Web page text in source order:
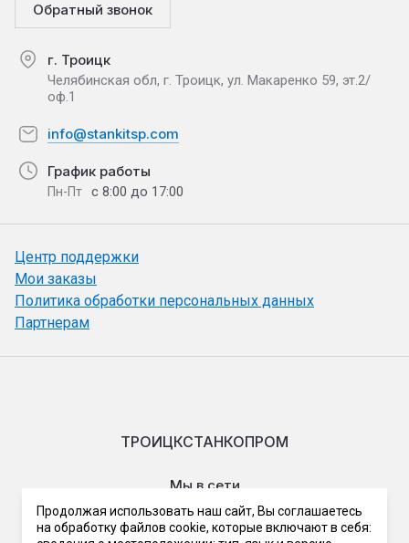
Обратный звонок
г. Троицк
Челябинская обл, г. Троицк, ул. Макаренко 59, эт.2/
оф.1
info@stankitsp.com
График работы
Пн-Пт с 8:00 до 17:00
Центр поддержки
Мои заказы
Политика обработки персональных данных
Партнерам
ТРОИЦКСТАНКОПРОМ
Мы в сети
Продолжая использовать наш сайт, Вы соглашаетесь
на обработку файлов cookie, которые включают в себя: